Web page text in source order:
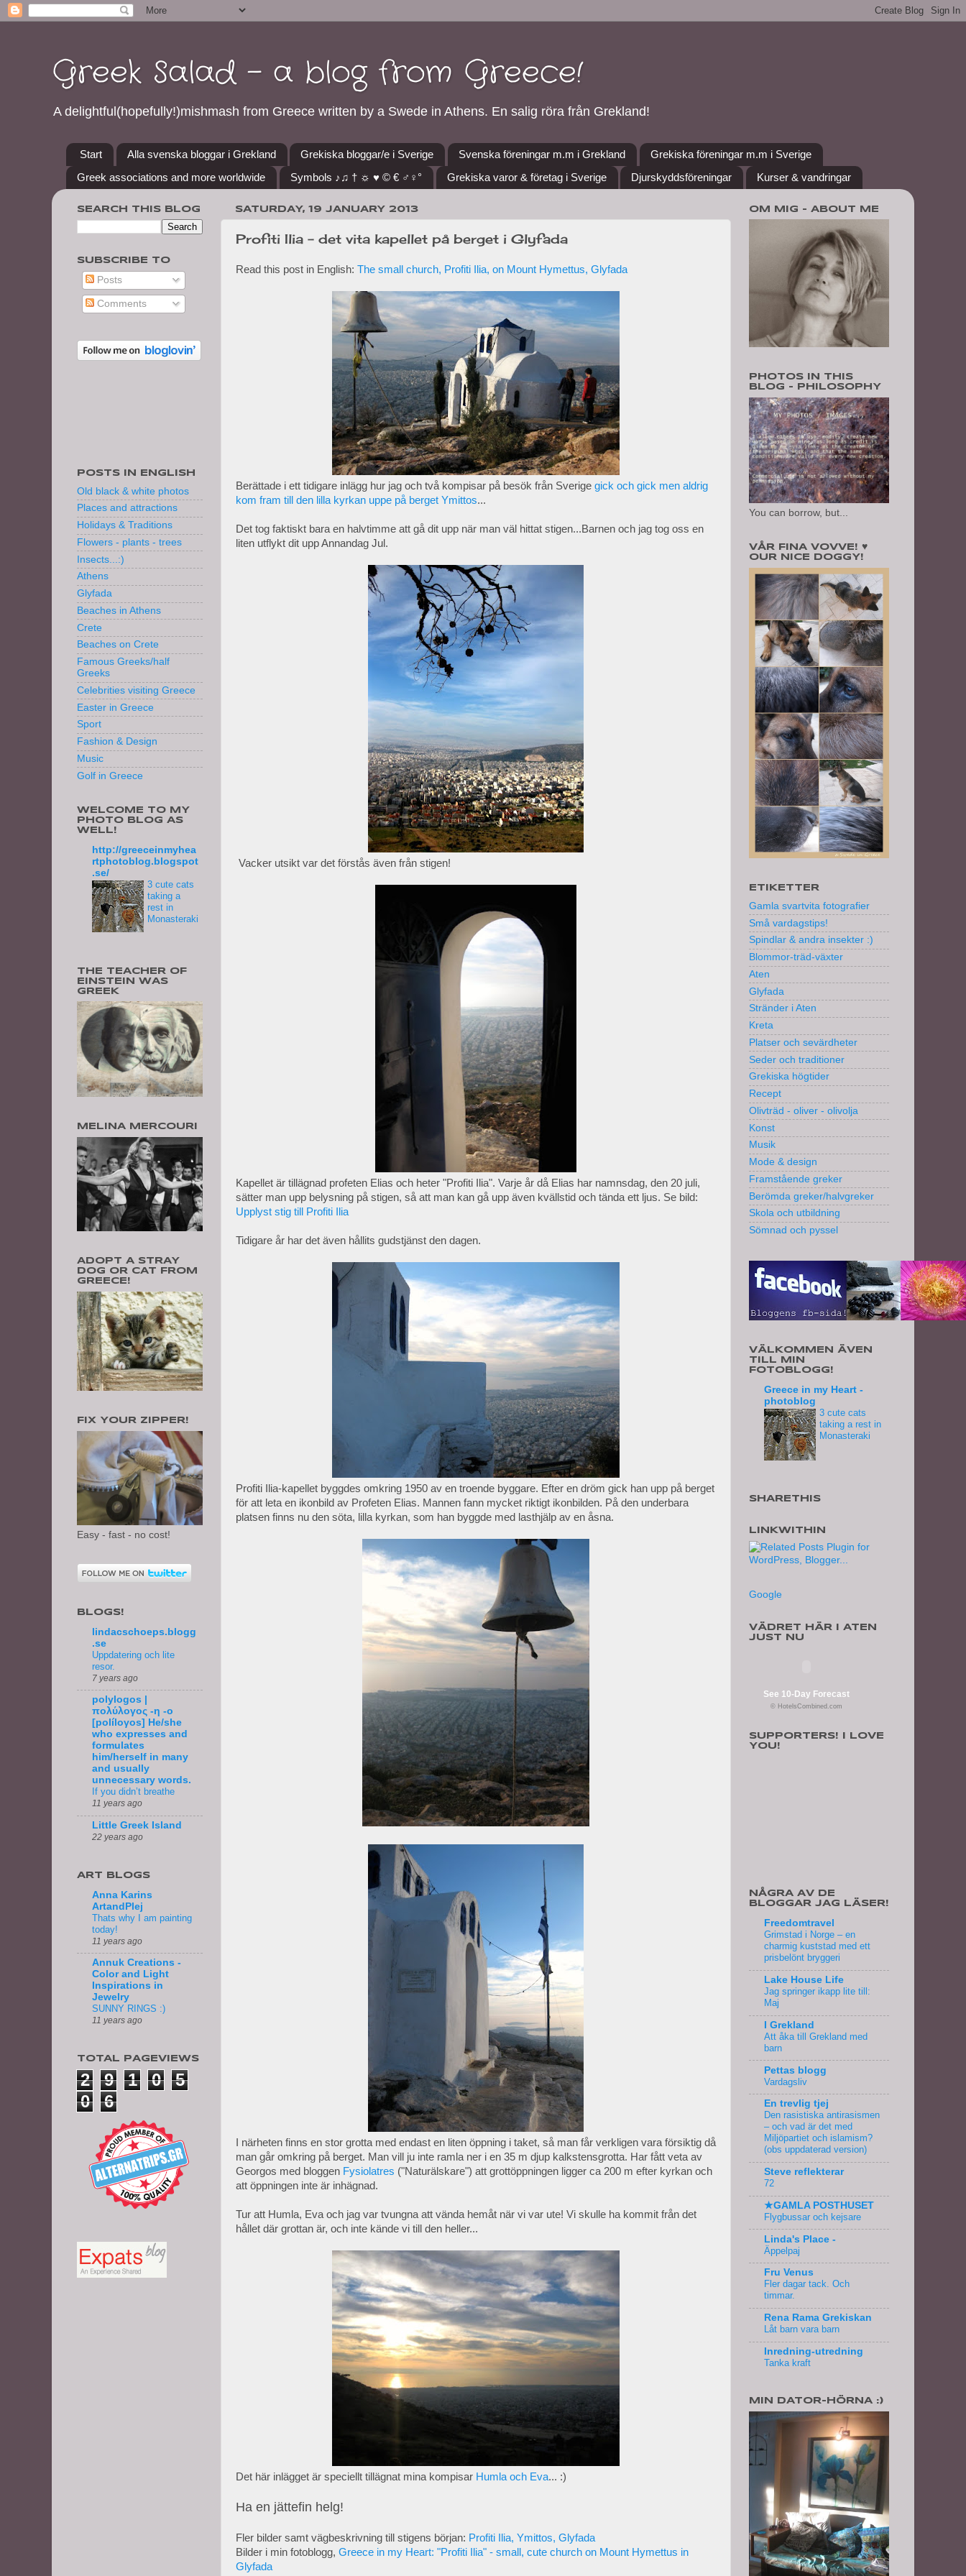
Greek Salad - a blog from Greece!
A delightful(hopefully!)mishmash from Greece written by a Swede in Athens. En salig röra från Grekland!
Start Alla svenska bloggar i Grekland Grekiska bloggar/e i Sverige Svenska föreningar m.m i Grekland
Grekiska föreningar m.m i Sverige
Greek associations and more worldwide
Symbols ♪♫ † ☼ ♥ © € ♂♀° Grekiska varor & företag i Sverige Djurskyddsföreningar Kurser & vandringar
SATURDAY, 19 JANUARY 2013
Profiti Ilia - det vita kapellet på berget i Glyfada
Read this post in English: The small church, Profiti Ilia, on Mount Hymettus, Glyfada
Berättade i ett tidigare inlägg hur jag och två kompisar på besök från Sverige gick och gick men aldrig
kom fram till den lilla kyrkan uppe på berget Ymittos...
Det tog faktiskt bara en halvtimme att gå dit upp när man väl hittat stigen...Barnen och jag tog oss en
liten utflykt dit upp Annandag Jul.
Vacker utsikt var det förstås även från stigen!
Kapellet är tillägnad profeten Elias och heter "Profiti Ilia". Varje år då Elias har namnsdag, den 20 juli,
sätter man upp belysning på stigen, så att man kan gå upp även kvällstid och tända ett ljus. Se bild:
Upplyst stig till Profiti Ilia
Tidigare år har det även hållits gudstjänst den dagen.
Profiti Ilia-kapellet byggdes omkring 1950 av en troende byggare. Efter en dröm gick han upp på berget
för att leta en ikonbild av Profeten Elias. Mannen fann mycket riktigt ikonbilden. På den underbara
platsen finns nu den söta, lilla kyrkan, som han byggde med lasthjälp av en åsna.
I närheten finns en stor grotta med endast en liten öppning i taket, så man får verkligen vara försiktig då
man går omkring på berget. Man vill ju inte ramla ner i en 35 m djup kalkstensgrotta. Har fått veta av
Georgos med bloggen Fysiolatres ("Naturälskare") att grottöppningen ligger ca 200 m efter kyrkan och
att öppningen inte är inhägnad.
Tur att Humla, Eva och jag var tvungna att vända hemåt när vi var ute! Vi skulle ha kommit från det
hållet där grottan är, och inte kände vi till den heller...
Det här inlägget är speciellt tillägnat mina kompisar Humla och Eva... :)
Ha en jättefin helg!
Fler bilder samt vägbeskrivning till stigens början: Profiti Ilia, Ymittos, Glyfada
Bilder i min fotoblogg, Greece in my Heart: "Profiti Ilia" - small, cute church on Mount Hymettus in
Glyfada
SEARCH THIS BLOG
SUBSCRIBE TO
Posts
Comments
POSTS IN ENGLISH
Old black & white photos
Places and attractions
Holidays & Traditions
Flowers - plants - trees
Insects...:)
Athens
Glyfada
Beaches in Athens
Crete
Beaches on Crete
Famous Greeks/half
Greeks
Celebrities visiting Greece
Easter in Greece
Sport
Fashion & Design
Music
Golf in Greece
WELCOME TO MY
PHOTO BLOG AS
WELL!
http://greeceinmyhea
rtphotoblog.blogspot
.se/
3 cute cats
taking a
rest in
Monasteraki
THE TEACHER OF
EINSTEIN WAS
GREEK
MELINA MERCOURI
ADOPT A STRAY
DOG OR CAT FROM
GREECE!
FIX YOUR ZIPPER!
Easy - fast - no cost!
BLOGS!
lindacschoeps.blogg
.se
Uppdatering och lite
resor.
7 years ago
polylogos |
πολύλογος -η -ο
[políloγos] He/she
who expresses and
formulates
him/herself in many
and usually
unnecessary words.
If you didn’t breathe
11 years ago
Little Greek Island
22 years ago
ART BLOGS
Anna Karins
ArtandPlej
Thats why I am painting
today!
11 years ago
Annuk Creations -
Color and Light
Inspirations in
Jewelry
SUNNY RINGS :)
11 years ago
TOTAL PAGEVIEWS
2 9 1 0
5
0
6
OM MIG - ABOUT ME
PHOTOS IN THIS
BLOG - PHILOSOPHY
You can borrow, but...
VÅR FINA VOVVE! ♥
OUR NICE DOGGY!
ETIKETTER
Gamla svartvita fotografier
Små vardagstips!
Spindlar & andra insekter :)
Blommor-träd-växter
Aten
Glyfada
Stränder i Aten
Kreta
Platser och sevärdheter
Seder och traditioner
Grekiska högtider
Recept
Olivträd - oliver - olivolja
Konst
Musik
Mode & design
Framstående greker
Berömda greker/halvgreker
Skola och utbildning
Sömnad och pyssel
VÄLKOMMEN ÄVEN
TILL MIN
FOTOBLOGG!
Greece in my Heart -
photoblog
3 cute cats
taking a rest in
Monasteraki
SHARETHIS
LINKWITHIN
Google
VÄDRET HÄR I ATEN
JUST NU
See 10-Day Forecast
© HotelsCombined.com
SUPPORTERS! I LOVE
YOU!
NÅGRA AV DE
BLOGGAR JAG LÄSER!
Freedomtravel
Grimstad i Norge – en
charmig kuststad med ett
prisbelönt bryggeri
Lake House Life
Jag springer ikapp lite till:
Maj
I Grekland
Att åka till Grekland med
barn
Pettas blogg
Vardagsliv
En trevlig tjej
Den rasistiska antirasismen
– och vad är det med
Miljöpartiet och islamism?
(obs uppdaterad version)
Steve reflekterar
72
★GAMLA POSTHUSET
Flygbussar och kejsare
Linda's Place -
Äppelpaj
Fru Venus
Fler dagar tack. Och
timmar.
Rena Rama Grekiskan
Låt barn vara barn
Inredning-utredning
Tanka kraft
MIN DATOR-HÖRNA :)